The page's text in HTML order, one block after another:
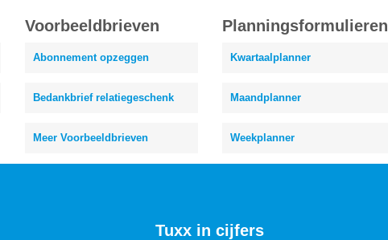
Voorbeeldbrieven
Abonnement opzeggen
Bedankbrief relatiegeschenk
Meer Voorbeeldbrieven
Planningsformulieren
Kwartaalplanner
Maandplanner
Weekplanner
Tuxx in cijfers